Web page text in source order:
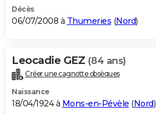
Décès
06/07/2008 à Thumeries (Nord)
Leocadie GEZ (84 ans)
Créer une cagnotte obsèques
Naissance
18/04/1924 à Mons-en-Pévèle (Nord)